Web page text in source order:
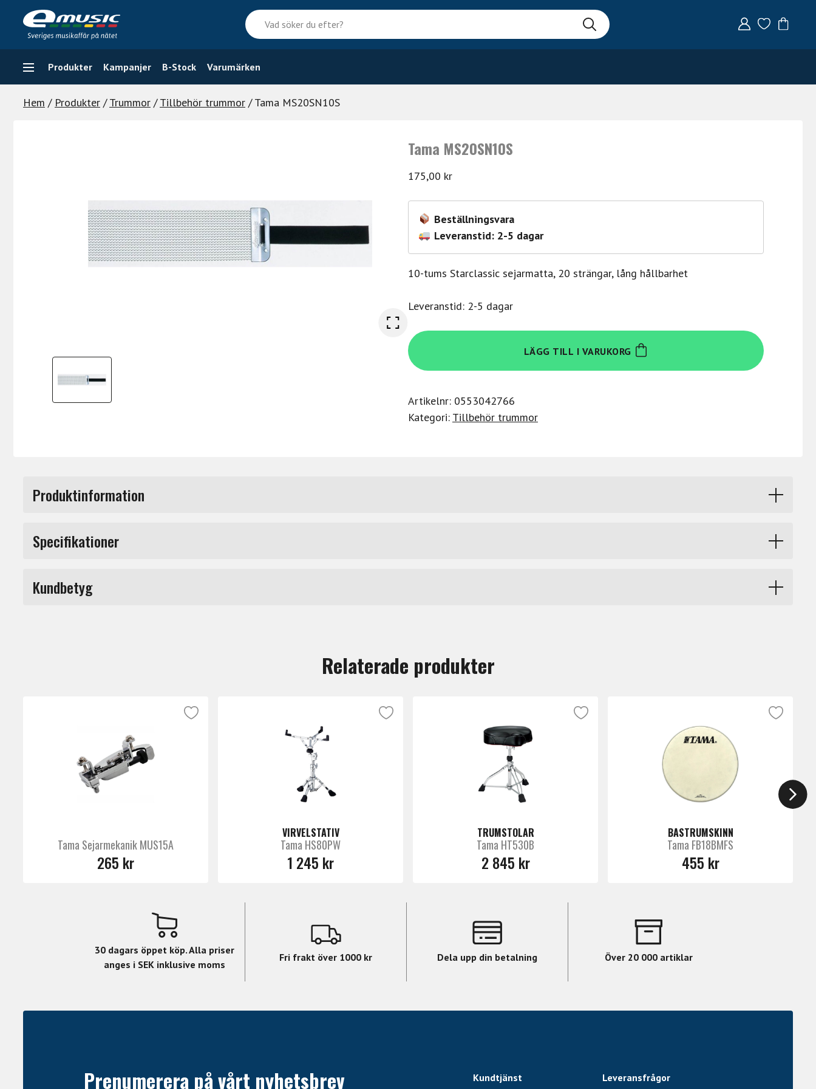
content
Vad
söker
du
efter?
Produkter Kampanjer B-Stock Varumärken
Hem / Produkter /Trummor /Tillbehör trummor / Tama MS20SN10S
Tama MS20SN10S
175,00 kr
Beställningsvara
Leveranstid: 2-5 dagar
10-tums Starclassic sejarmatta, 20 strängar, lång hållbarhet
Leveranstid: 2-5 dagar
Tama
MS20SN10S
mängd
LÄGG TILL I VARUKORG
Artikelnr: 0553042766
Kategori: Tillbehör trummor
Produktinformation
Starclassic Sejarmatta, 10" ,20 strängar.
TAMAs sejarmattor har lång hållbarhet och finns i en mängd variationer så att du kan få en sejarmatta som möter just dina behov.
Starclassic serien är TAMAs beprövande sejarmatta med klassiskt ljud och tajt respons.
Specifikationer
Kundbetyg
Relaterade produkter
Tama Sejarmekanik MUS15A
265 kr
VIRVELSTATIV
Tama HS80PW
1 245 kr
TRUMSTOLAR
Tama HT530B
2 845 kr
BASTRUMSKINN
Tama FB18BMFS
455 kr
30 dagars öppet köp. Alla priser
anges i SEK inklusive moms
Fri frakt över 1000 kr Dela upp din betalning Över 20 000 artiklar
Prenumerera på vårt nyhetsbrev Kundtjänst
Leveransfrågor